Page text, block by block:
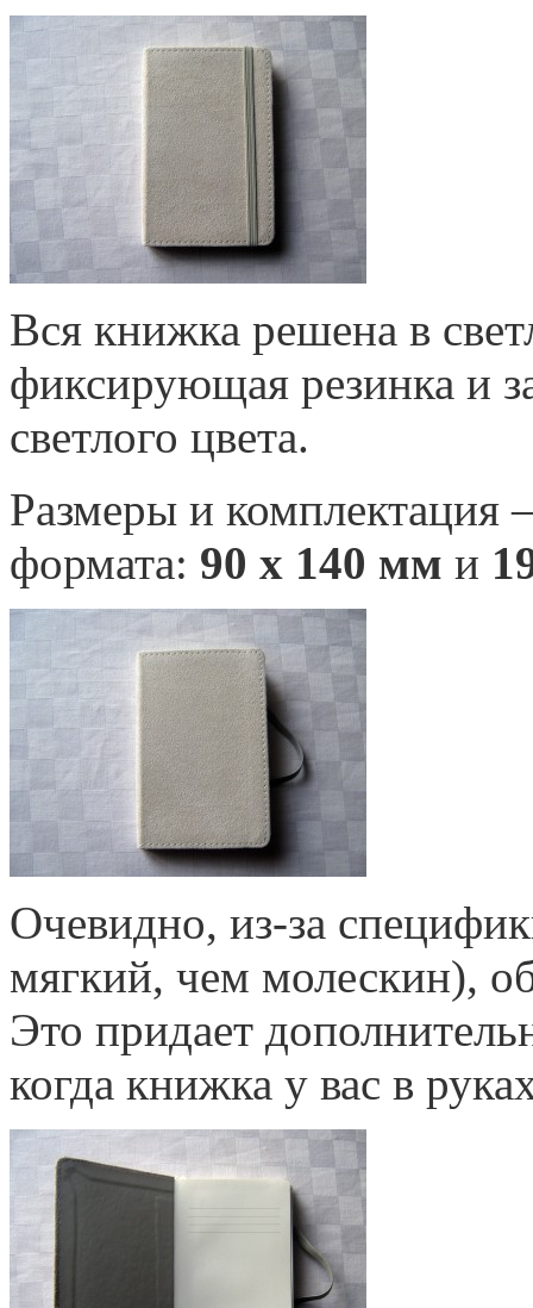
Вся книжка решена в
фиксирующая резинка и
светлого цвета.
Размеры и комплектация
формата: 90 х 140 мм и
Очевидно, из-за
мягкий, чем молескин),
Это придает
когда книжка у вас в